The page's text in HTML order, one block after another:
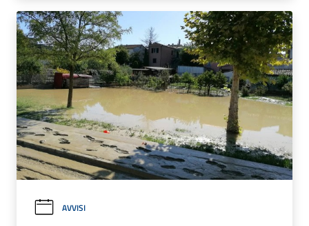
AVVISI